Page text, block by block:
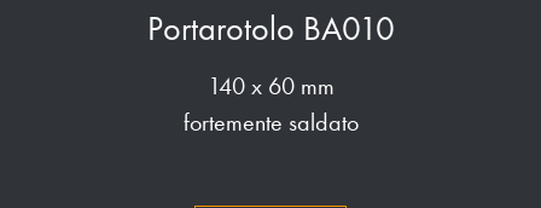
Portarotolo BA010
140 x 60 mm
fortemente saldato